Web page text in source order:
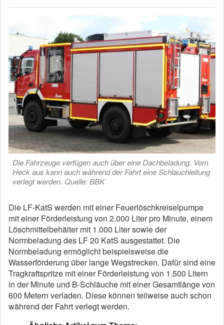
Die Fahrzeuge verfügen auch über eine Dachbeladung. Vom
Heck aus kann auch während der Fahrt eine Schlauchleitung
verlegt werden. Quelle: BBK
Die LF-KatS werden mit einer Feuerlöschkreiselpumpe
mit einer Förderleistung von 2.000 Liter pro Minute, einem
Löschmittelbehälter mit 1.000 Liter sowie der
Normbeladung des LF 20 KatS ausgestattet. Die
Normbeladung ermöglicht beispielsweise die
Wasserförderung über lange Wegstrecken. Dafür sind eine
Tragkraftspritze mit einer Förderleistung von 1.500 Litern
in der Minute und B-Schläuche mit einer Gesamtlänge von
600 Metern verladen. Diese können teilweise auch schon
während der Fahrt verlegt werden.